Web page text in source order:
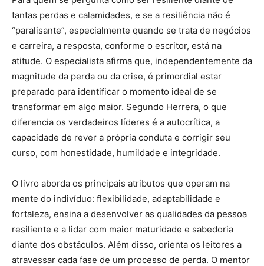
tantas perdas e calamidades, e se a resiliência não é
“paralisante”, especialmente quando se trata de negócios
e carreira, a resposta, conforme o escritor, está na
atitude. O especialista afirma que, independentemente da
magnitude da perda ou da crise, é primordial estar
preparado para identificar o momento ideal de se
transformar em algo maior. Segundo Herrera, o que
diferencia os verdadeiros líderes é a autocrítica, a
capacidade de rever a própria conduta e corrigir seu
curso, com honestidade, humildade e integridade.
O livro aborda os principais atributos que operam na
mente do indivíduo: flexibilidade, adaptabilidade e
fortaleza, ensina a desenvolver as qualidades da pessoa
resiliente e a lidar com maior maturidade e sabedoria
diante dos obstáculos. Além disso, orienta os leitores a
atravessar cada fase de um processo de perda. O mentor